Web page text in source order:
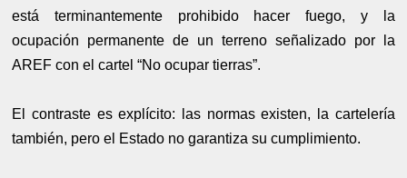
está terminantemente prohibido hacer fuego, y la
ocupación permanente de un terreno señalizado por la
AREF con el cartel “No ocupar tierras”.
El contraste es explícito: las normas existen, la cartelería
también, pero el Estado no garantiza su cumplimiento.